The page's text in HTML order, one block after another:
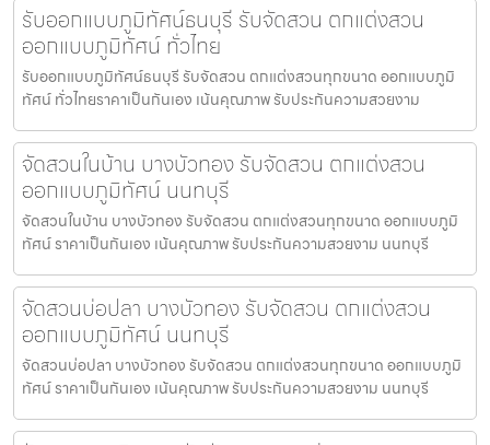
รับออกแบบภูมิทัศน์ธนบุรี รับจัดสวน ตกแต่งสวน
ออกแบบภูมิทัศน์ ทั่วไทย
รับออกแบบภูมิทัศน์ธนบุรี รับจัดสวน ตกแต่งสวนทุกขนาด ออกแบบภูมิ
ทัศน์ ทั่วไทยราคาเป็นกันเอง เน้นคุณภาพ รับประกันความสวยงาม
จัดสวนในบ้าน บางบัวทอง รับจัดสวน ตกแต่งสวน
ออกแบบภูมิทัศน์ นนทบุรี
จัดสวนในบ้าน บางบัวทอง รับจัดสวน ตกแต่งสวนทุกขนาด ออกแบบภูมิ
ทัศน์ ราคาเป็นกันเอง เน้นคุณภาพ รับประกันความสวยงาม นนทบุรี
จัดสวนบ่อปลา บางบัวทอง รับจัดสวน ตกแต่งสวน
ออกแบบภูมิทัศน์ นนทบุรี
จัดสวนบ่อปลา บางบัวทอง รับจัดสวน ตกแต่งสวนทุกขนาด ออกแบบภูมิ
ทัศน์ ราคาเป็นกันเอง เน้นคุณภาพ รับประกันความสวยงาม นนทบุรี